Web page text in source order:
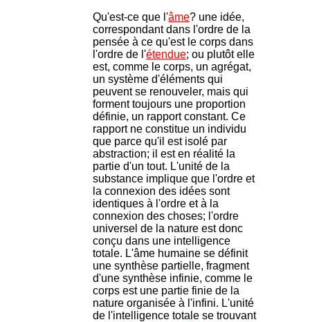
Qu'est-ce que l'âme? une idée,
correspondant dans l'ordre de la
pensée à ce qu'est le corps dans
l'ordre de l'étendue; ou plutôt elle
est, comme le corps, un agrégat,
un système d'éléments qui
peuvent se renouveler, mais qui
forment toujours une proportion
définie, un rapport constant. Ce
rapport ne constitue un individu
que parce qu'il est isolé par
abstraction; il est en réalité la
partie d'un tout. L'unité de la
substance implique que l'ordre et
la connexion des idées sont
identiques à l'ordre et à la
connexion des choses; l'ordre
universel de la nature est donc
conçu dans une intelligence
totale. L'âme humaine se définit
une synthèse partielle, fragment
d'une synthèse infinie, comme le
corps est une partie finie de la
nature organisée à l'infini. L'unité
de l'intelligence totale se trouvant